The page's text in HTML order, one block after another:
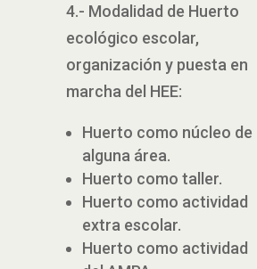
4.- Modalidad de Huerto
ecológico escolar,
organización y puesta en
marcha del HEE:
Huerto como núcleo de
alguna área.
Huerto como taller.
Huerto como actividad
extra escolar.
Huerto como actividad